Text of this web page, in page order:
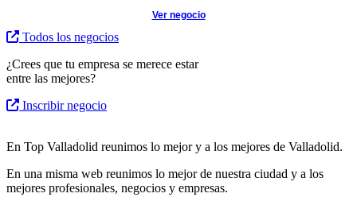
Ver negocio
Todos los negocios
¿Crees que tu empresa se merece estar
entre las mejores?
Inscribir negocio
En Top Valladolid reunimos lo mejor y a los mejores de Valladolid.
En una misma web reunimos lo mejor de nuestra ciudad y a los
mejores profesionales, negocios y empresas.